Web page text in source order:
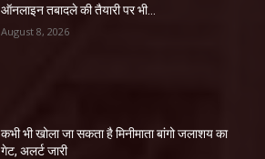
ऑनलाइन तबादले की तैयारी पर भी...
August 8, 2026
कभी भी खोला जा सकता है मिनीमाता बांगो जलाशय का
गेट, अलर्ट जारी